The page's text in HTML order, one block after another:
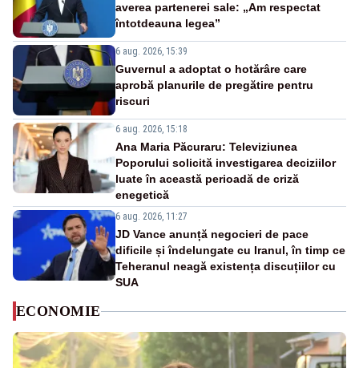
averea partenerei sale: „Am respectat
întotdeauna legea”
6 aug. 2026, 15:39
Guvernul a adoptat o hotărâre care
aprobă planurile de pregătire pentru
riscuri
6 aug. 2026, 15:18
Ana Maria Păcuraru: Televiziunea
Poporului solicită investigarea deciziilor
luate în această perioadă de criză
enegetică
6 aug. 2026, 11:27
JD Vance anunță negocieri de pace
dificile și îndelungate cu Iranul, în timp ce
Teheranul neagă existența discuțiilor cu
SUA
ECONOMIE